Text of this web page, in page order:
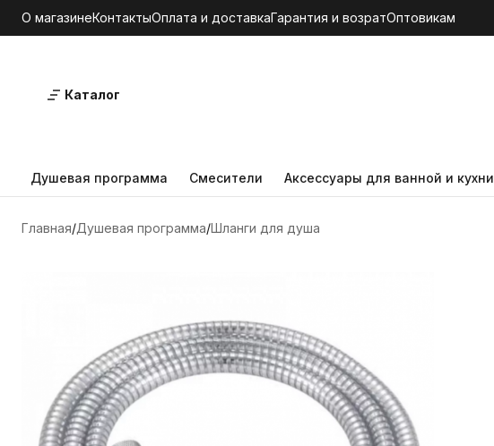
О магазинеКонтактыОплата и доставкаГарантия и возратОптовикам
Каталог
Душевая программа Смесители Аксессуары для ванной и кухни
Главная Душевая программа Шланги для душа